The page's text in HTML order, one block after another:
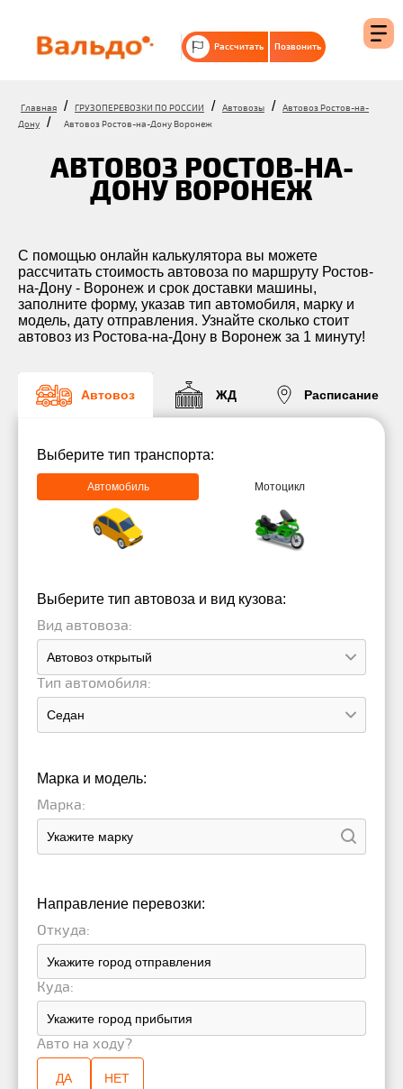
Рассчитать Позвонить
Главная / ГРУЗОПЕРЕВОЗКИ ПО РОССИИ / Автовозы /
Автовоз Ростов-на-
Дону
/ Автовоз Ростов-на-Дону Воронеж
АВТОВОЗ РОСТОВ-НА-
ДОНУ ВОРОНЕЖ
С помощью онлайн калькулятора вы можете
рассчитать стоимость автовоза по маршруту Ростов-
на-Дону - Воронеж и срок доставки машины,
заполните форму, указав тип автомобиля, марку и
модель, дату отправления. Узнайте сколько стоит
автовоз из Ростова-на-Дону в Воронеж за 1 минуту!
Автовоз ЖД Расписание
Выберите тип транспорта:
Автомобиль Мотоцикл
Выберите тип автовоза и вид кузова:
Вид автовоза:
Тип автомобиля:
Марка и модель:
Марка:
Направление перевозки:
Откуда:
Куда:
Авто на ходу?
ДА НЕТ